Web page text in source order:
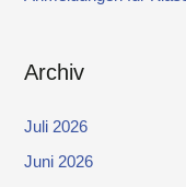
Archiv
Juli 2026
Juni 2026